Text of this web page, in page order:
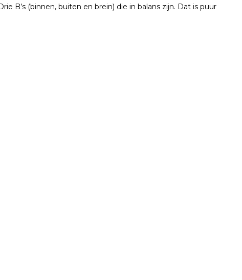
B’s (binnen, buiten en brein) die in balans zijn. Dat is puur